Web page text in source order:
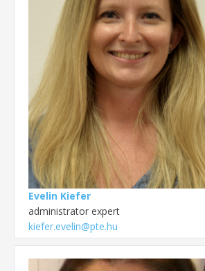
Evelin Kiefer
administrator expert
kiefer.evelin@pte.hu